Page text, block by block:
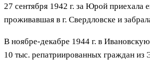
27 сентября 1942 г. за Юрой приехала
проживавшая в г. Свердловске и
В ноябре-декабре 1944 г. в
10 тыс. репатриированных граждан из